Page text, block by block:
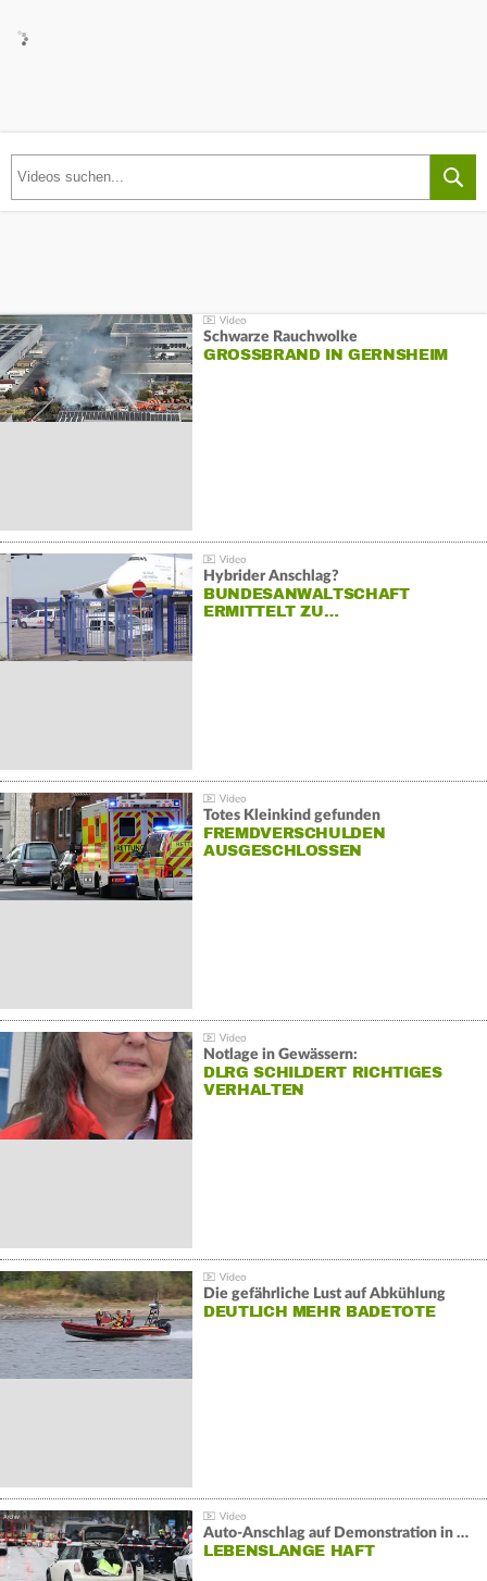
Schwarze Rauchwolke
GROSSBRAND IN GERNSHEIM
Hybrider Anschlag?
BUNDESANWALTSCHAFT
ERMITTELT ZU…
Totes Kleinkind gefunden
FREMDVERSCHULDEN
AUSGESCHLOSSEN
Notlage in Gewässern:
DLRG SCHILDERT RICHTIGES
VERHALTEN
Die gefährliche Lust auf Abkühlung
DEUTLICH MEHR BADETOTE
Auto-Anschlag auf Demonstration in München:
LEBENSLANGE HAFT